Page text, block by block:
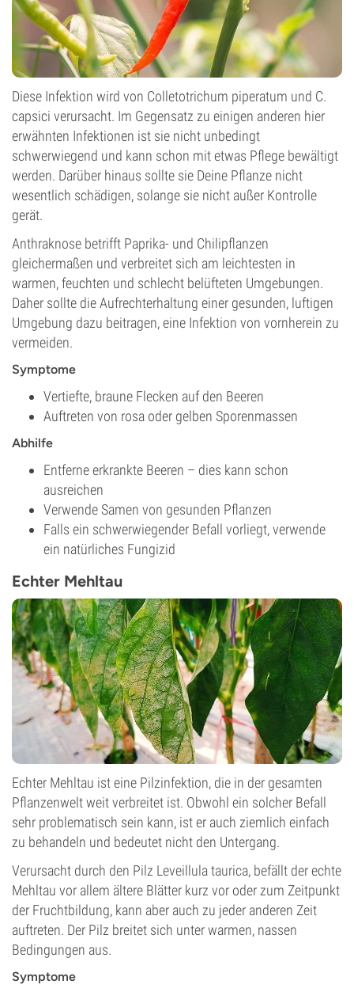
Diese Infektion wird von Colletotrichum piperatum und C.
capsici verursacht. Im Gegensatz zu einigen anderen hier
erwähnten Infektionen ist sie nicht unbedingt
schwerwiegend und kann schon mit etwas Pflege bewältigt
werden. Darüber hinaus sollte sie Deine Pflanze nicht
wesentlich schädigen, solange sie nicht außer Kontrolle
gerät.
Anthraknose betrifft Paprika- und Chilipflanzen
gleichermaßen und verbreitet sich am leichtesten in
warmen, feuchten und schlecht belüfteten Umgebungen.
Daher sollte die Aufrechterhaltung einer gesunden, luftigen
Umgebung dazu beitragen, eine Infektion von vornherein zu
vermeiden.
Symptome
Vertiefte, braune Flecken auf den Beeren
Auftreten von rosa oder gelben Sporenmassen
Abhilfe
Entferne erkrankte Beeren – dies kann schon
ausreichen
Verwende Samen von gesunden Pflanzen
Falls ein schwerwiegender Befall vorliegt, verwende
ein natürliches Fungizid
Echter Mehltau
Echter Mehltau ist eine Pilzinfektion, die in der gesamten
Pflanzenwelt weit verbreitet ist. Obwohl ein solcher Befall
sehr problematisch sein kann, ist er auch ziemlich einfach
zu behandeln und bedeutet nicht den Untergang.
Verursacht durch den Pilz Leveillula taurica, befällt der echte
Mehltau vor allem ältere Blätter kurz vor oder zum Zeitpunkt
der Fruchtbildung, kann aber auch zu jeder anderen Zeit
auftreten. Der Pilz breitet sich unter warmen, nassen
Bedingungen aus.
Symptome